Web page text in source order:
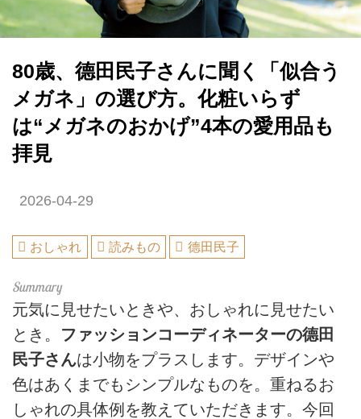
80歳、德田民子さんに聞く「似合う
メガネ」の選び方。化粧いらず
は“メガネのおかげ”4本の愛用品も
拝見
2026-04-29
おしゃれ 読みもの 德田民子
元気に見せたいときや、おしゃれに見せたい
とき。 ファッションコーディネーターの德田
民子さんは小物をプラスします。デザインや
色はあくまでもシンプルなものを。重ねるお
しゃれの具体例を教えていただきます。今回